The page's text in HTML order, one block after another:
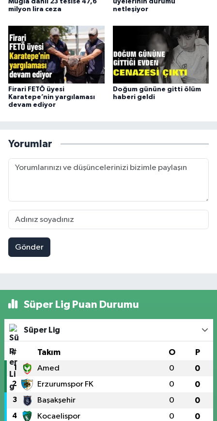
Muğla dahil 23 tesise 47,6
milyon lira ceza
üyelerinin durumu
netleşiyor
Firari FETÖ üyesi
Karatepe’nin yargılaması
devam ediyor
Doğum gününe gitti ölüm
haberi geldi
Yorumlar
Gönder
Süper Lig Puan Durumu
Süper Lig
# Takım O P
1 Amed 0 0
2 Erzurumspor FK 0 0
3 Başakşehir 0 0
4 Kocaelispor 0 0